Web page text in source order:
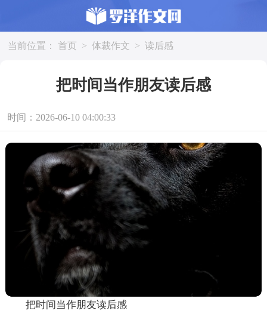
当前位置： 首页 > 体裁作文 > 读后感
把时间当作朋友读后感
时间：2026-06-10 04:00:33
把时间当作朋友读后感